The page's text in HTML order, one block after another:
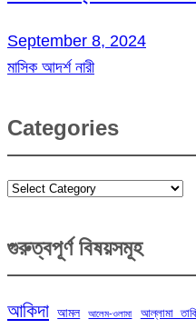
September 8, 2024
মাসিক আদর্শ নারী
Categories
Categories
গুরুত্বপূর্ণ বিষয়সমূহ
আকিদা আমল আলেম-ওলামা আল্লামা